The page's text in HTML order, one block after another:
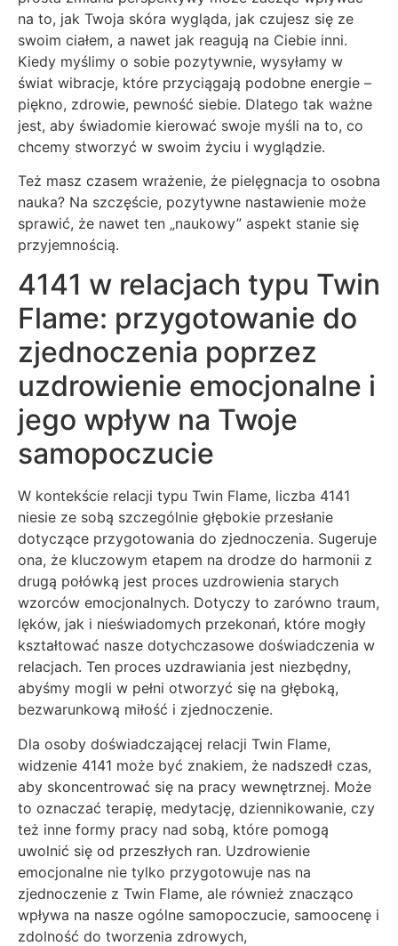
na to, jak Twoja skóra wygląda, jak czujesz się ze
swoim ciałem, a nawet jak reagują na Ciebie inni.
Kiedy myślimy o sobie pozytywnie, wysyłamy w
świat wibracje, które przyciągają podobne energie –
piękno, zdrowie, pewność siebie. Dlatego tak ważne
jest, aby świadomie kierować swoje myśli na to, co
chcemy stworzyć w swoim życiu i wyglądzie.
Też masz czasem wrażenie, że pielęgnacja to osobna
nauka? Na szczęście, pozytywne nastawienie może
sprawić, że nawet ten „naukowy” aspekt stanie się
przyjemnością.
4141 w relacjach typu Twin
Flame: przygotowanie do
zjednoczenia poprzez
uzdrowienie emocjonalne i
jego wpływ na Twoje
samopoczucie
W kontekście relacji typu Twin Flame, liczba 4141
niesie ze sobą szczególnie głębokie przesłanie
dotyczące przygotowania do zjednoczenia. Sugeruje
ona, że kluczowym etapem na drodze do harmonii z
drugą połówką jest proces uzdrowienia starych
wzorców emocjonalnych. Dotyczy to zarówno traum,
lęków, jak i nieświadomych przekonań, które mogły
kształtować nasze dotychczasowe doświadczenia w
relacjach. Ten proces uzdrawiania jest niezbędny,
abyśmy mogli w pełni otworzyć się na głęboką,
bezwarunkową miłość i zjednoczenie.
Dla osoby doświadczającej relacji Twin Flame,
widzenie 4141 może być znakiem, że nadszedł czas,
aby skoncentrować się na pracy wewnętrznej. Może
to oznaczać terapię, medytację, dziennikowanie, czy
też inne formy pracy nad sobą, które pomogą
uwolnić się od przeszłych ran. Uzdrowienie
emocjonalne nie tylko przygotowuje nas na
zjednoczenie z Twin Flame, ale również znacząco
wpływa na nasze ogólne samopoczucie, samoocenę i
zdolność do tworzenia zdrowych,